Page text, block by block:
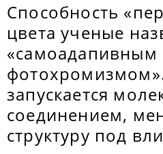
Способность
цвета ученые
«самоадапивным
запускается
соединением,
структуру под